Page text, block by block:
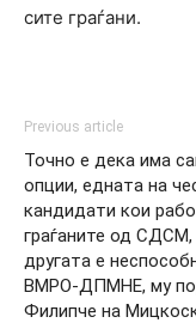
сите граѓани.
Previous article
Точно е дека има
опции, едната на
кандидати кои
граѓаните од СДСМ,
другата е
ВМРО-ДПМНЕ, му
Филипче на